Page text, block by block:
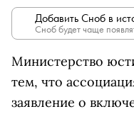
Добавить Сноб в
Сноб будет чаще
Министерство
тем, что
заявление о